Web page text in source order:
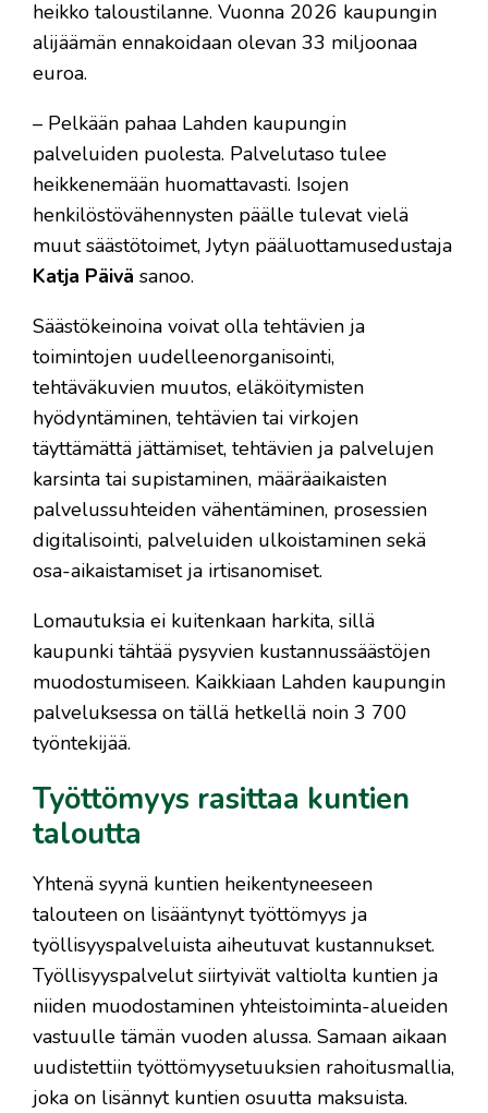
heikko taloustilanne. Vuonna 2026 kaupungin
alijäämän ennakoidaan olevan 33 miljoonaa
euroa.
– Pelkään pahaa Lahden kaupungin
palveluiden puolesta. Palvelutaso tulee
heikkenemään huomattavasti. Isojen
henkilöstövähennysten päälle tulevat vielä
muut säästötoimet, Jytyn pääluottamusedustaja
Katja Päivä sanoo.
Säästökeinoina voivat olla tehtävien ja
toimintojen uudelleenorganisointi,
tehtäväkuvien muutos, eläköitymisten
hyödyntäminen, tehtävien tai virkojen
täyttämättä jättämiset, tehtävien ja palvelujen
karsinta tai supistaminen, määräaikaisten
palvelussuhteiden vähentäminen, prosessien
digitalisointi, palveluiden ulkoistaminen sekä
osa-aikaistamiset ja irtisanomiset.
Lomautuksia ei kuitenkaan harkita, sillä
kaupunki tähtää pysyvien kustannussäästöjen
muodostumiseen. Kaikkiaan Lahden kaupungin
palveluksessa on tällä hetkellä noin 3 700
työntekijää.
Työttömyys rasittaa kuntien
taloutta
Yhtenä syynä kuntien heikentyneeseen
talouteen on lisääntynyt työttömyys ja
työllisyyspalveluista aiheutuvat kustannukset.
Työllisyyspalvelut siirtyivät valtiolta kuntien ja
niiden muodostaminen yhteistoiminta-alueiden
vastuulle tämän vuoden alussa. Samaan aikaan
uudistettiin työttömyysetuuksien rahoitusmallia,
joka on lisännyt kuntien osuutta maksuista.